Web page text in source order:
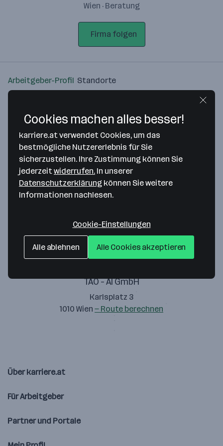
Wien · Beratung
Firma folgen
Arbeitgeber-Profil Standorte
Bitte stimme unseren Cookie-
Richtlinien zu, um diese Karte
anzuzeigen.
TAO - AI GmbH
Karlsplatz 3
1010 Wien — Route berechnen
Über karriere.at
Für Arbeitgeber
Partner und Portale
Cookies machen alles besser!
karriere.at verwendet Cookies, um das
bestmögliche Nutzererlebnis für Sie
sicherzustellen. Ihre Zustimmung können Sie
jederzeitwiderrufen. In unserer
Datenschutzerklärung können Sie weitere
Informationen nachlesen.
Cookie-Einstellungen
Alle ablehnen Alle Cookies akzeptieren